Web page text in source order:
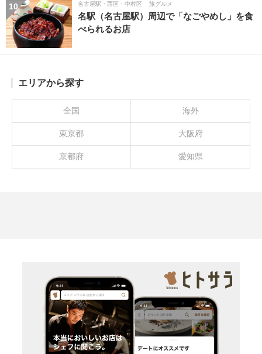
10 名古屋駅・西区・中村区 旅グルメ
名駅（名古屋駅）周辺で「なごやめし」を食
べられるお店
エリアから探す
全国 海外
東京都 大阪府
京都府 愛知県